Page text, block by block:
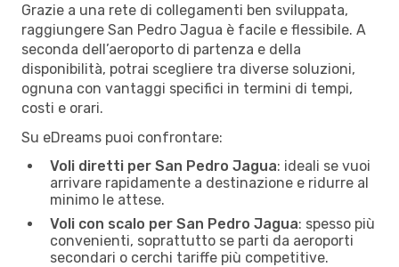
Grazie a una rete di collegamenti ben sviluppata,
raggiungere San Pedro Jagua è facile e flessibile. A
seconda dell’aeroporto di partenza e della
disponibilità, potrai scegliere tra diverse soluzioni,
ognuna con vantaggi specifici in termini di tempi,
costi e orari.
Su eDreams puoi confrontare:
Voli diretti per San Pedro Jagua: ideali se vuoi
arrivare rapidamente a destinazione e ridurre al
minimo le attese.
Voli con scalo per San Pedro Jagua: spesso più
convenienti, soprattutto se parti da aeroporti
secondari o cerchi tariffe più competitive.